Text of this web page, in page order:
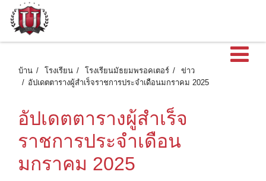
เ
บ้าน โรงเรียน โรงเรียนมัธยมพรอคเตอร์
ข่าว
อัปเดตตารางผู้สำเร็จราชการประจำเดือนมกราคม 2025
อัปเดตตารางผู้สำเร็จ
ราชการประจำเดือน
มกราคม 2025